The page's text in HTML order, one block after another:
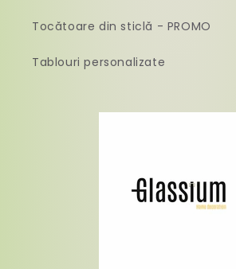
Tocătoare din sticlă - PROMO
Tablouri personalizate